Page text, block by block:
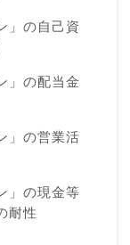
」の自己資
」の配当金
」の営業活
」の現金等
耐性